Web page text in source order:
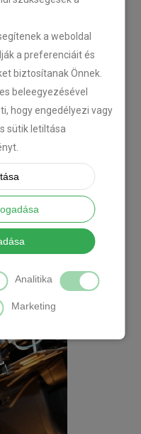
a weboldal
a preferenciáit és
biztosítanak Önnek.
beleegyezésével
hogy engedélyezi vagy
sütik letiltása
Analitika
Marketing